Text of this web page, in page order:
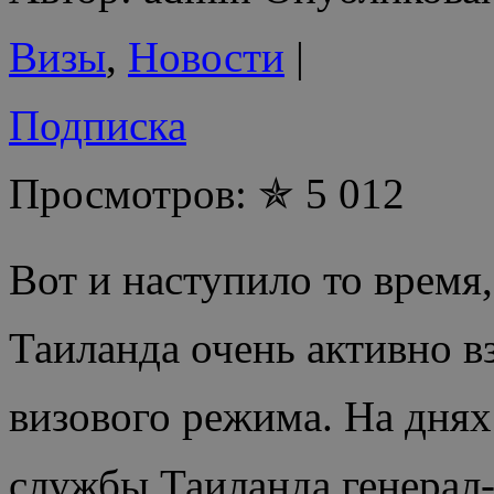
Визы, Новости |
Подписка
Просмотров: ✯ 5 012
Вот и наступило то
Таиланда очень активно
визового режима. На
службы Таиланда